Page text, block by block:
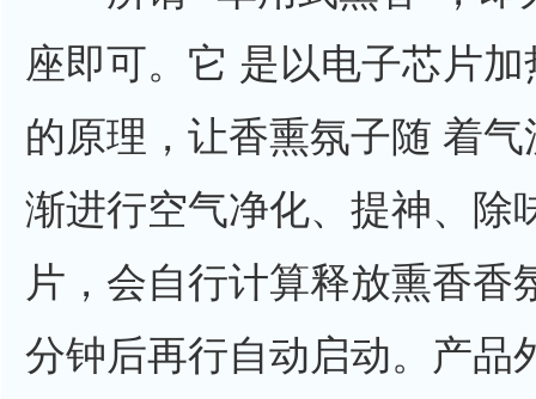
座即可。它 是以电子芯片
的原理，让香熏氛子随 着
渐进行空气净化、提神、除
片，会自行计算释放熏香
分钟后再行自动启动。产品